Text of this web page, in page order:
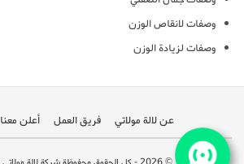
وصفات لانقاص الوزن
وصفات لزيادة الوزن
عن لالة مولاتي فريق العمل أعلن معنا